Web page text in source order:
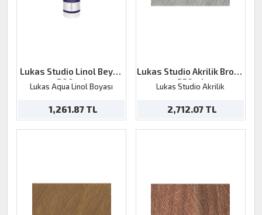
Lukas Studio Linol Beyaz
200 ml
Lukas Aqua Linol Boyası
1,261.87 TL
Lukas Studio Akrilik Bronz
250ml
Lukas Studio Akrilik
2,712.07 TL